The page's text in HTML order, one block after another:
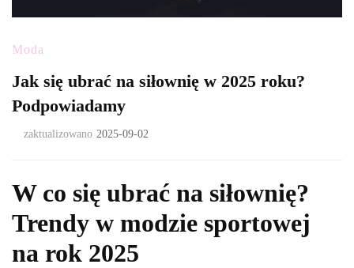
Moda
Jak się ubrać na siłownię w 2025 roku?
Podpowiadamy
zaktualizowano 2025-09-02
W co się ubrać na siłownię?
Trendy w modzie sportowej
na rok 2025